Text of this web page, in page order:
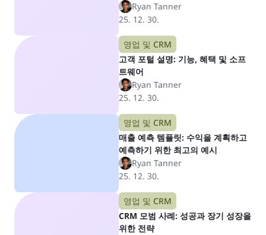
Ryan Tanner
25. 12. 30.
영업 및 CRM
고객 포털 설명: 기능, 혜택 및 소프
트웨어
Ryan Tanner
25. 12. 30.
영업 및 CRM
매출 예측 템플릿: 수익을 계획하고
예측하기 위한 최고의 예시
Ryan Tanner
25. 12. 30.
영업 및 CRM
CRM 모범 사례: 성공과 장기 성장을
위한 전략